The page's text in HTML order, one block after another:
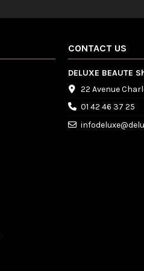
CONTACT US
DELUXE BEAUTE
22 Avenue
01 42 46 37 25